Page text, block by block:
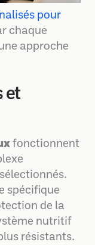
pour
chaque
approche
et
fonctionnent
spécifique
de la
nutritif
résistants.